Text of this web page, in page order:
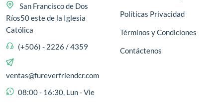
San Francisco de Dos
Ríos50 este de la Iglesia
Católica
(+506) - 2226 / 4359
ventas@fureverfriendcr.com
08:00 - 16:30, Lun - Vie
Políticas Privacidad
Términos y Condiciones
Contáctenos